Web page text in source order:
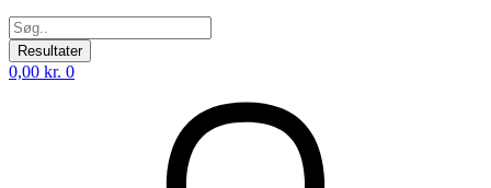
Search
...Resultater
0,00 kr. 0